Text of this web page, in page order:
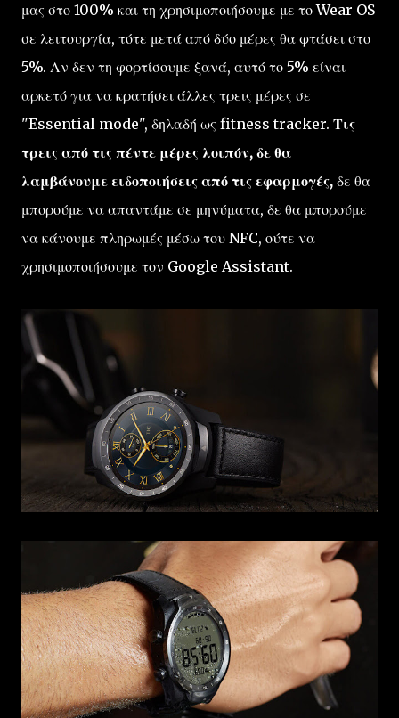
μας στο 100% και τη χρησιμοποιήσουμε με το Wear OS
σε λειτουργία, τότε μετά από δύο μέρες θα φτάσει στο
5%. Αν δεν τη φορτίσουμε ξανά, αυτό το 5% είναι
αρκετό για να κρατήσει άλλες τρεις μέρες σε
"Essential mode", δηλαδή ως fitness tracker. Τις
τρεις από τις πέντε μέρες λοιπόν, δε θα
λαμβάνουμε ειδοποιήσεις από τις εφαρμογές, δε θα
μπορούμε να απαντάμε σε μηνύματα, δε θα μπορούμε
να κάνουμε πληρωμές μέσω του NFC, ούτε να
χρησιμοποιήσουμε τον Google Assistant.